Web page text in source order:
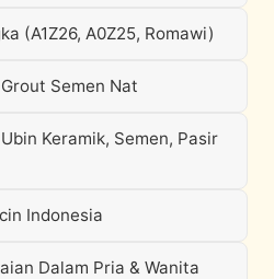
(A1Z26, A0Z25, Romawi)
Semen Nat
Keramik, Semen, Pasir
Indonesia
Dalam Pria & Wanita